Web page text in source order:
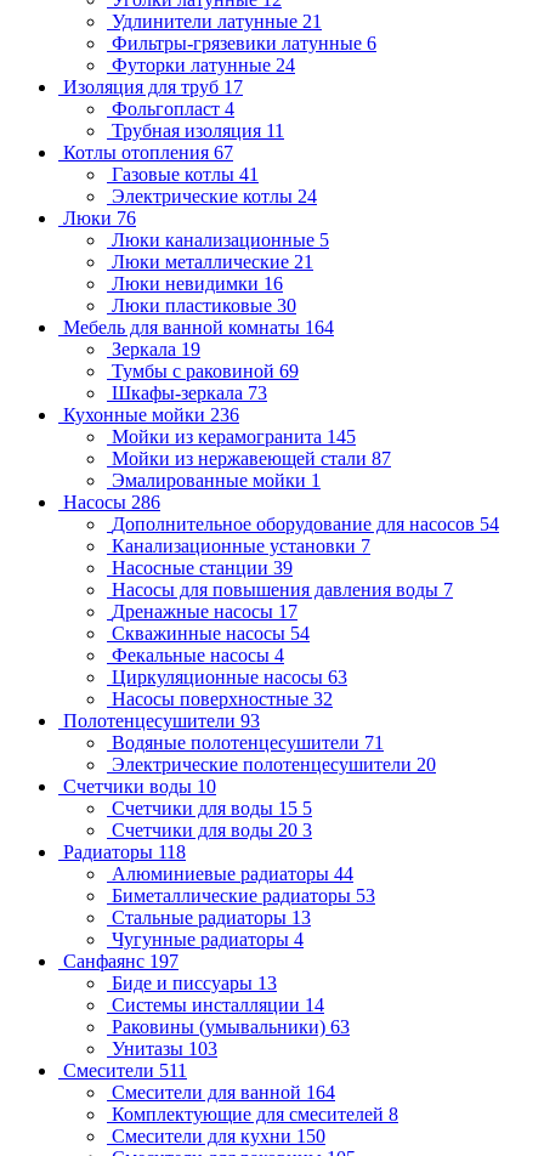
Удлинители латунные 21
Фильтры-грязевики латунные 6
Футорки латунные 24
Изоляция для труб 17
Фольгопласт 4
Трубная изоляция 11
Котлы отопления 67
Газовые котлы 41
Электрические котлы 24
Люки 76
Люки канализационные 5
Люки металлические 21
Люки невидимки 16
Люки пластиковые 30
Мебель для ванной комнаты 164
Зеркала 19
Тумбы с раковиной 69
Шкафы-зеркала 73
Кухонные мойки 236
Мойки из керамогранита 145
Мойки из нержавеющей стали 87
Эмалированные мойки 1
Насосы 286
Дополнительное оборудование для насосов 54
Канализационные установки 7
Насосные станции 39
Насосы для повышения давления воды 7
Дренажные насосы 17
Скважинные насосы 54
Фекальные насосы 4
Циркуляционные насосы 63
Насосы поверхностные 32
Полотенцесушители 93
Водяные полотенцесушители 71
Электрические полотенцесушители 20
Счетчики воды 10
Счетчики для воды 15 5
Счетчики для воды 20 3
Радиаторы 118
Алюминиевые радиаторы 44
Биметаллические радиаторы 53
Стальные радиаторы 13
Чугунные радиаторы 4
Санфаянс 197
Биде и писсуары 13
Системы инсталляции 14
Раковины (умывальники) 63
Унитазы 103
Смесители 511
Смесители для ванной 164
Комплектующие для смесителей 8
Смесители для кухни 150